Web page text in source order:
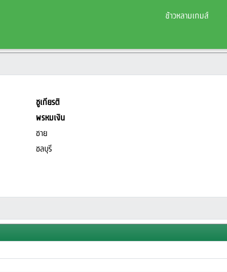
ข้าวหลามเกมส์
ชูเกียรติ
พรหมเงิน
ชาย
ชลบุรี